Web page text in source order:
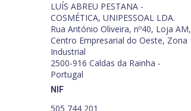
LUÍS ABREU PESTANA -
COSMÉTICA, UNIPESSOAL LDA.
Rua António Oliveira, nº40, Loja AM,
Centro Empresarial do Oeste, Zona
Industrial
2500-916 Caldas da Rainha -
Portugal
NIF
505 744 201